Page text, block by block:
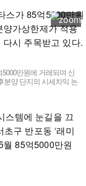
만원에 거래되며 신
분양 단지의 시세차익 논
스템에 눈길을 끄
구 반포동 ‘래미
월 85억5000만원